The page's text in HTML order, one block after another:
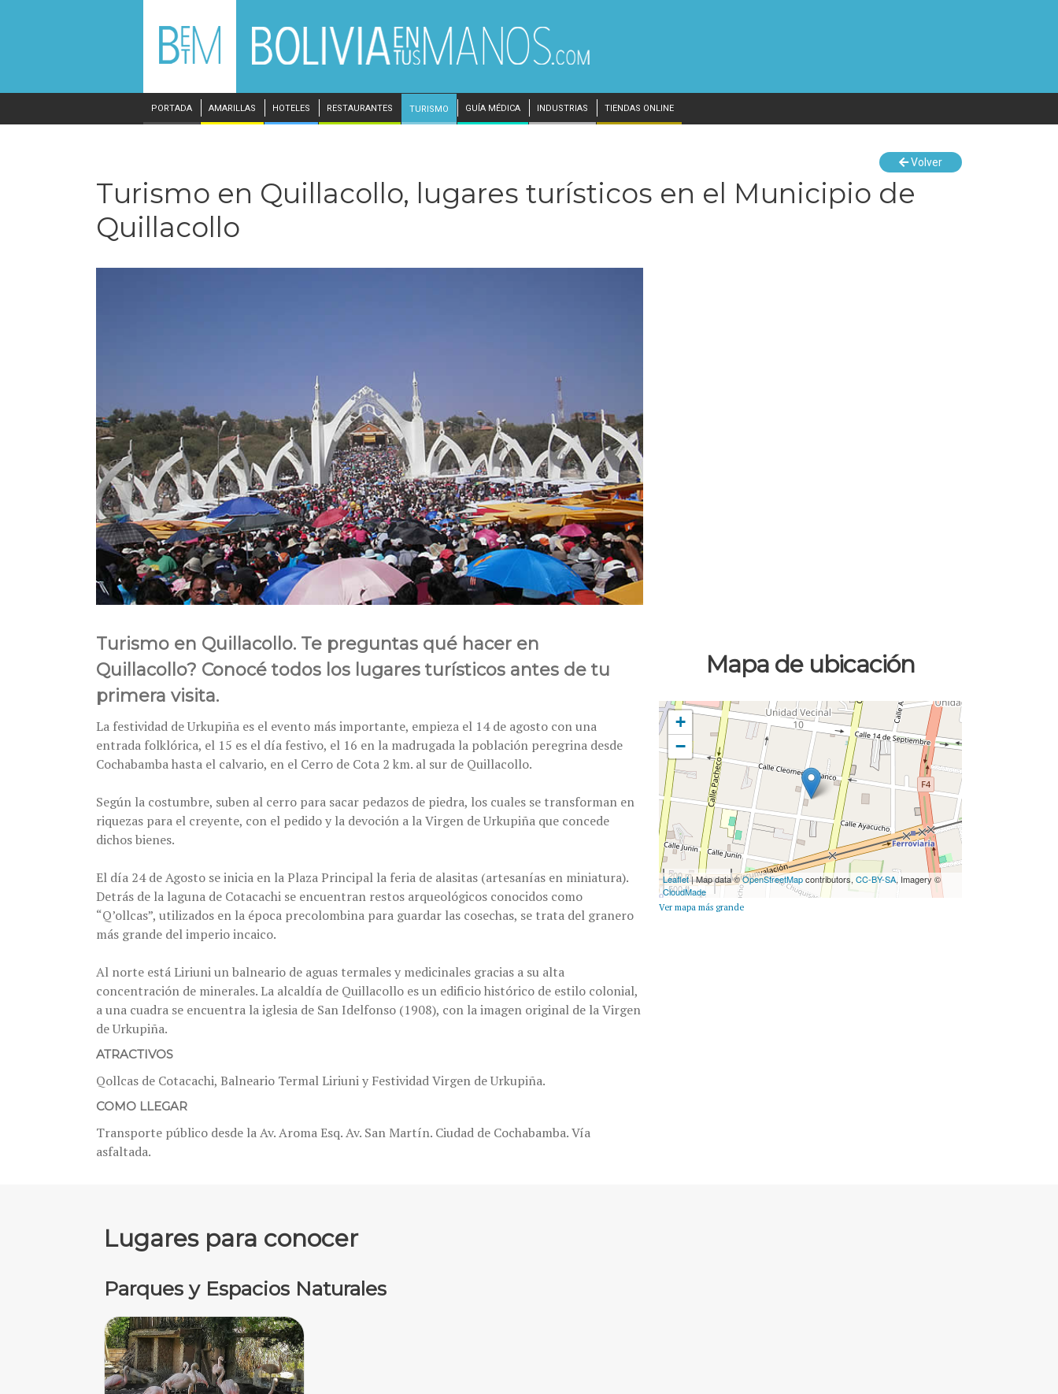
PORTADA AMARILLAS HOTELES RESTAURANTES TURISMO GUÍA MÉDICA INDUSTRIAS TIENDAS ONLINE
Volver
Turismo en Quillacollo, lugares turísticos en el Municipio de
Quillacollo
Turismo en Quillacollo. Te preguntas qué hacer en
Quillacollo? Conocé todos los lugares turísticos antes de tu
primera visita.
La festividad de Urkupiña es el evento más importante, empieza el 14 de agosto con una
entrada folklórica, el 15 es el día festivo, el 16 en la madrugada la población peregrina desde
Cochabamba hasta el calvario, en el Cerro de Cota 2 km. al sur de Quillacollo.
Según la costumbre, suben al cerro para sacar pedazos de piedra, los cuales se transforman en
riquezas para el creyente, con el pedido y la devoción a la Virgen de Urkupiña que concede
dichos bienes.
El día 24 de Agosto se inicia en la Plaza Principal la feria de alasitas (artesanías en miniatura).
Detrás de la laguna de Cotacachi se encuentran restos arqueológicos conocidos como
“Q’ollcas”, utilizados en la época precolombina para guardar las cosechas, se trata del granero
más grande del imperio incaico.
Al norte está Liriuni un balneario de aguas termales y medicinales gracias a su alta
concentración de minerales. La alcaldía de Quillacollo es un edificio histórico de estilo colonial,
a una cuadra se encuentra la iglesia de San Idelfonso (1908), con la imagen original de la Virgen
de Urkupiña.
ATRACTIVOS
Qollcas de Cotacachi, Balneario Termal Liriuni y Festividad Virgen de Urkupiña.
COMO LLEGAR
Transporte público desde la Av. Aroma Esq. Av. San Martín. Ciudad de Cochabamba. Vía
asfaltada.
Mapa de ubicación
+
−
200 m
500 ft
Leaflet| Map data ©OpenStreetMapcontributors, CC-BY-SA, Imagery ©
CloudMade
Ver mapa más grande
Lugares para conocer
Parques y Espacios Naturales